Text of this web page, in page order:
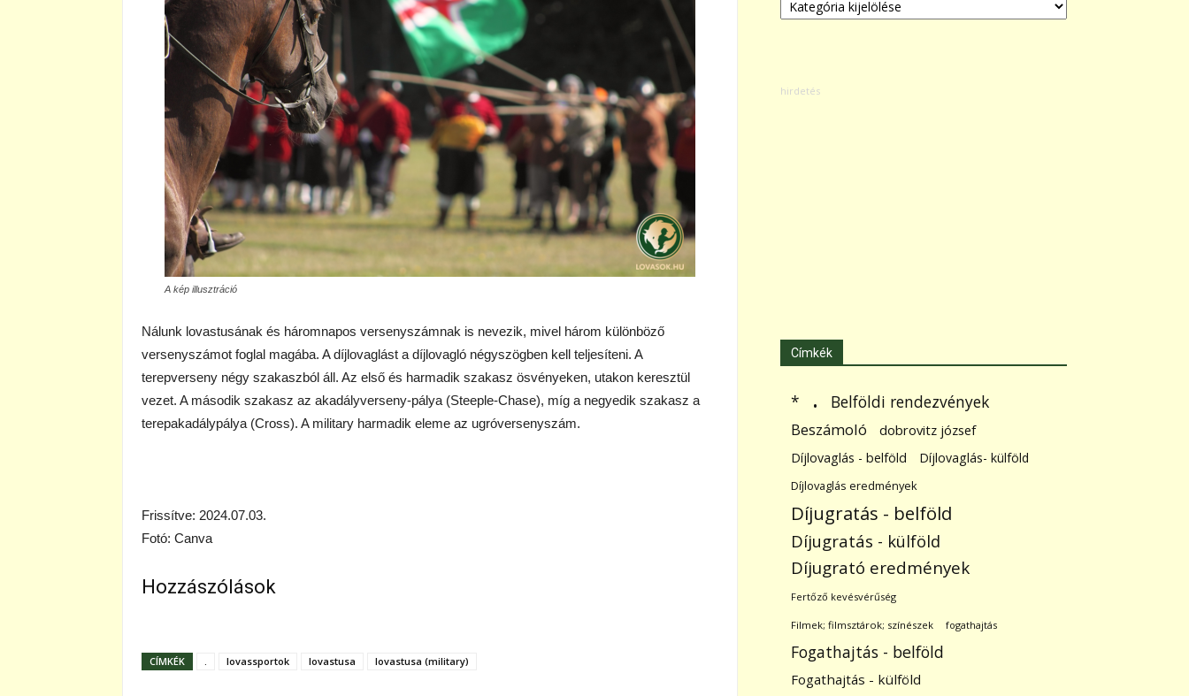
A kép illusztráció
Nálunk lovastusának és háromnapos versenyszámnak is nevezik, mivel három különböző
versenyszámot foglal magába. A díjlovaglást a díjlovagló négyszögben kell teljesíteni. A
terepverseny négy szakaszból áll. Az első és harmadik szakasz ösvényeken, utakon keresztül
vezet. A második szakasz az akadályverseny-pálya (Steeple-Chase), míg a negyedik szakasz a
terepakadálypálya (Cross). A military harmadik eleme az ugróversenyszám.
Frissítve: 2024.07.03.
Fotó: Canva
Hozzászólások
CÍMKÉK . lovassportok lovastusa lovastusa (military)
Címkék
* . Belföldi rendezvények
Beszámoló dobrovitz józsef
Díjlovaglás - belföld Díjlovaglás- külföld
Díjlovaglás eredmények
Díjugratás - belföld
Díjugratás - külföld
Díjugrató eredmények
Fertőző kevésvérűség
Filmek; filmsztárok; színészek fogathajtás
Fogathajtás - belföld
Fogathajtás - külföld